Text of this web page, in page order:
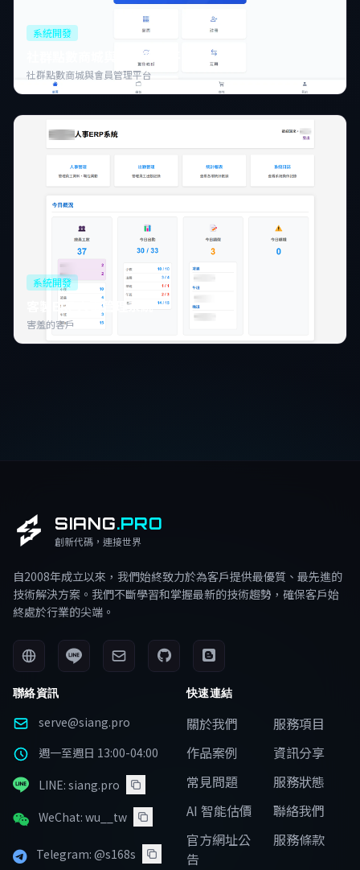
系統開發
社群點數商城與會員管理平台
社群點數商城與會員管理平台
系統開發
客製ERP人事管理系統
害羞的客戶
SIANG.PRO
創新代碼，連接世界
自2008年成立以來，我們始終致力於為客戶提供最優質、最先進的
技術解決方案。我們不斷學習和掌握最新的技術趨勢，確保客戶始
終處於行業的尖端。
聯絡資訊
serve@siang.pro
週一至週日 13:00-04:00
LINE: siang.pro
WeChat: wu__tw
Telegram: @s168s
快速連結
關於我們
服務項目
作品案例
資訊分享
常見問題
服務狀態
AI 智能估價
聯絡我們
官方網址公
告
服務條款